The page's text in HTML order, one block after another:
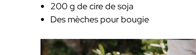
200 g de cire de soja
Des mèches pour bougie